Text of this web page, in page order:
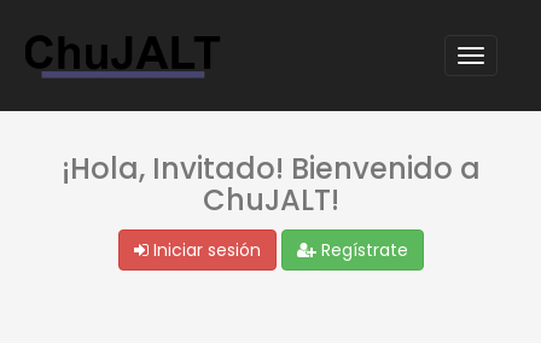
¡Hola, Invitado! Bienvenido a
ChuJALT!
Iniciar sesión Regístrate